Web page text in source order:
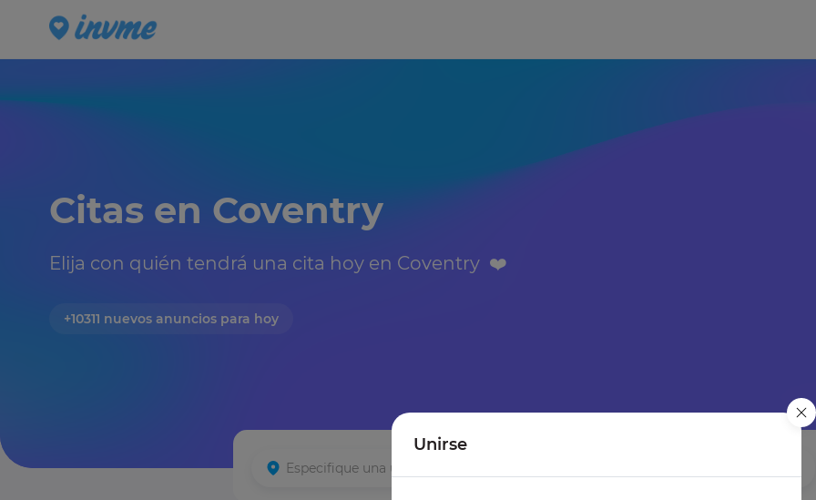
Citas en Coventry
Elija con quién tendrá una cita hoy en Coventry  ❤️️
+10311 nuevos anuncios para hoy
Unirse